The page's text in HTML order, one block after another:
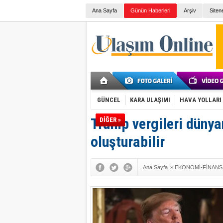
Ana Sayfa Günün Haberleri Arşiv
GÜNCEL KARA ULAŞIMI HAVA YOLLARI
DİĞER »
Trump vergileri
oluşturabilir
Ana Sayfa » EKONOMİ-FİNANS